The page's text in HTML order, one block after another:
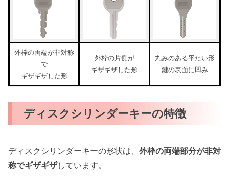
外枠の両端が非対称
で
ギザギザした形
外枠の片側が
ギザギザした形
丸みのある平たい形
鍵の表面に凹み
ディスクシリンダーキーの特徴
ディスクシリンダーキーの形状は、 外枠の両端部分が非対
称でギザギザしています。